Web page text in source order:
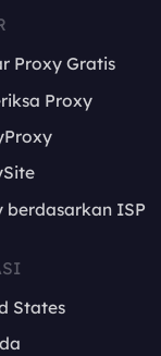
Proxy Gratis
Proxy
berdasarkan ISP
States